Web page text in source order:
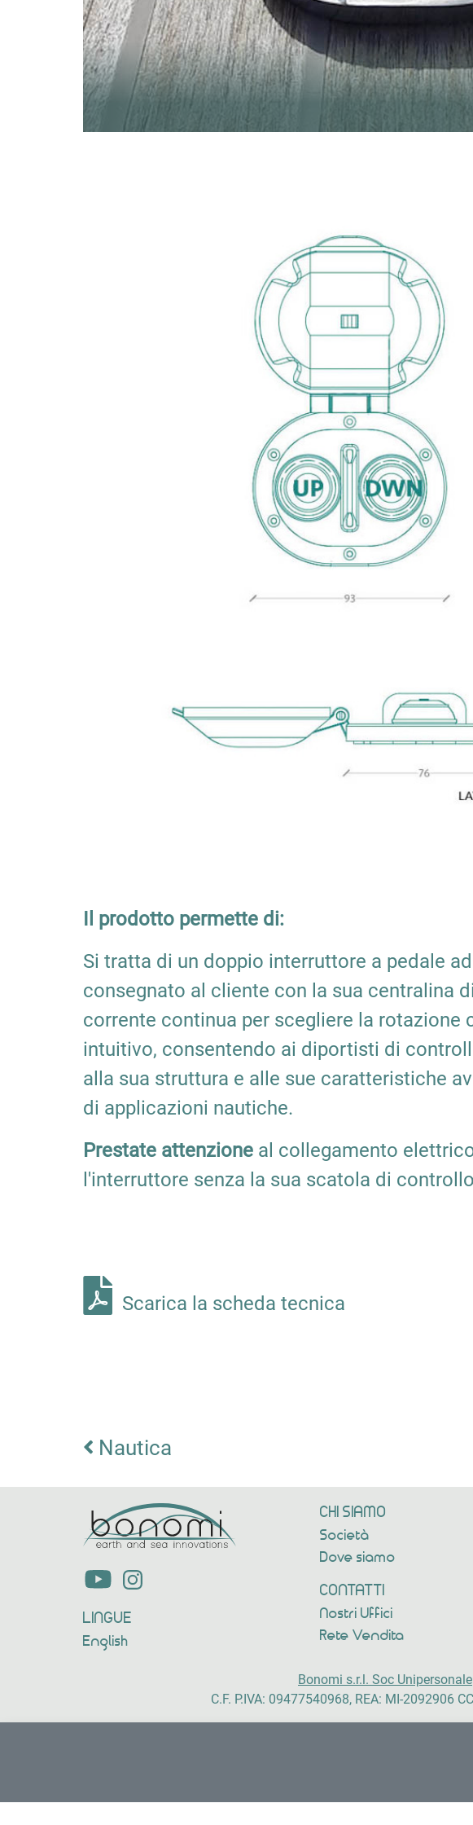
Il prodotto permette di:
Si tratta di un doppio interruttore a pedale
consegnato al cliente con la sua centralina
corrente continua per scegliere la rotazione
intuitivo, consentendo ai diportisti di
alla sua struttura e alle sue caratteristiche
di applicazioni nautiche.
Prestate attenzione al collegamento
l'interruttore senza la sua scatola di
Scarica la scheda tecnica
Nautica
LINGUE
English
CHI SIAMO
Società
Dove siamo
CONTATTI
Nostri Uffici
Rete Vendita
Bonomi s.r.l. Soc Unipersonale
C.F. P.IVA: 09477540968, REA: MI-2092906